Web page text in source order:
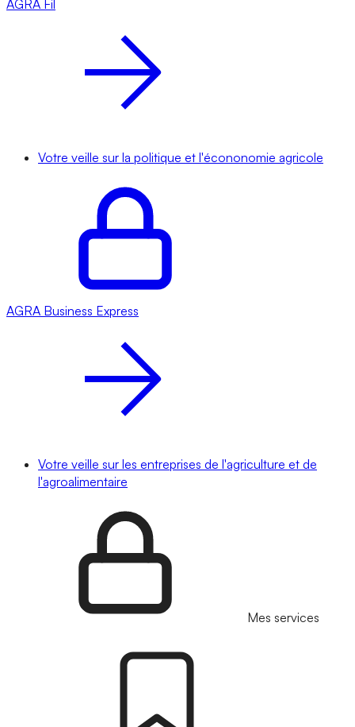
AGRA Fil
Votre veille sur la politique et l'écononomie agricole
AGRA Business Express
Votre veille sur les entreprises de l'agriculture et de
l'agroalimentaire
Mes services